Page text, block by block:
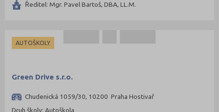
Ředitel: Mgr. Pavel Bartoš, DBA, LL.M.
AUTOŠKOLY
Green Drive s.r.o.
Chudenická 1059/30, 10200 Praha Hostivař
Druh školy: Autoškola